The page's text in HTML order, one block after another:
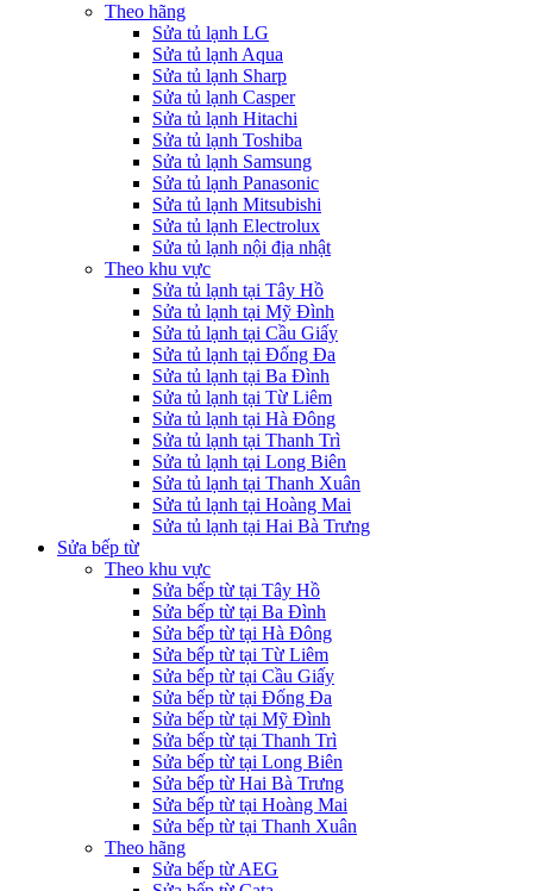
Theo hãng
Sửa tủ lạnh LG
Sửa tủ lạnh Aqua
Sửa tủ lạnh Sharp
Sửa tủ lạnh Casper
Sửa tủ lạnh Hitachi
Sửa tủ lạnh Toshiba
Sửa tủ lạnh Samsung
Sửa tủ lạnh Panasonic
Sửa tủ lạnh Mitsubishi
Sửa tủ lạnh Electrolux
Sửa tủ lạnh nội địa nhật
Theo khu vực
Sửa tủ lạnh tại Tây Hồ
Sửa tủ lạnh tại Mỹ Đình
Sửa tủ lạnh tại Cầu Giấy
Sửa tủ lạnh tại Đống Đa
Sửa tủ lạnh tại Ba Đình
Sửa tủ lạnh tại Từ Liêm
Sửa tủ lạnh tại Hà Đông
Sửa tủ lạnh tại Thanh Trì
Sửa tủ lạnh tại Long Biên
Sửa tủ lạnh tại Thanh Xuân
Sửa tủ lạnh tại Hoàng Mai
Sửa tủ lạnh tại Hai Bà Trưng
Sửa bếp từ
Theo khu vực
Sửa bếp từ tại Tây Hồ
Sửa bếp từ tại Ba Đình
Sửa bếp từ tại Hà Đông
Sửa bếp từ tại Từ Liêm
Sửa bếp từ tại Cầu Giấy
Sửa bếp từ tại Đống Đa
Sửa bếp từ tại Mỹ Đình
Sửa bếp từ tại Thanh Trì
Sửa bếp từ tại Long Biên
Sửa bếp từ Hai Bà Trưng
Sửa bếp từ tại Hoàng Mai
Sửa bếp từ tại Thanh Xuân
Theo hãng
Sửa bếp từ AEG